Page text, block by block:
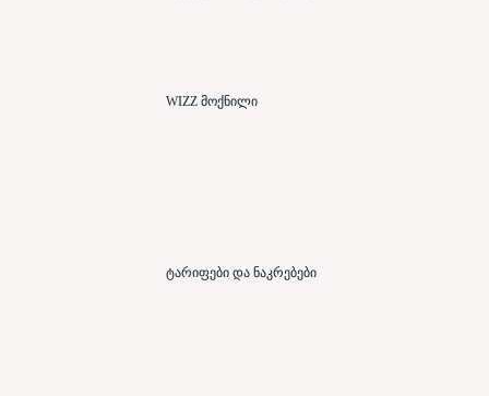
WIZZ მოქნილი
ტარიფები და ნაკრებები